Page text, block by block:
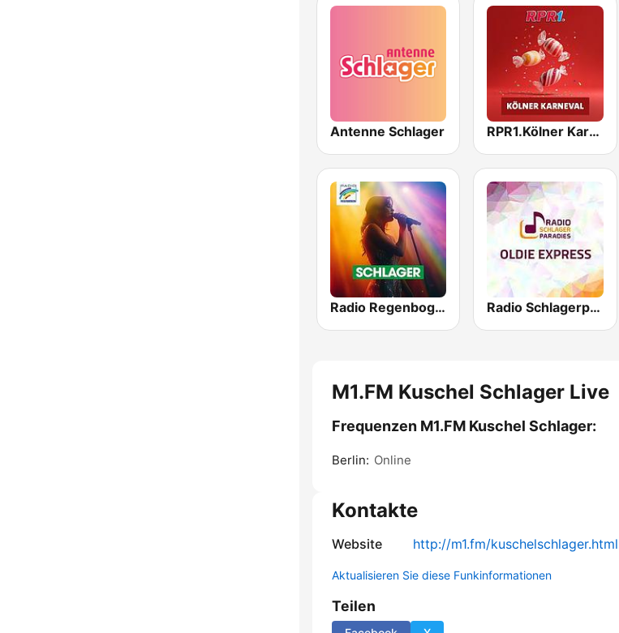
Antenne Schlager RPR1.Kölner Karneval
Radio Regenbogen - Schlager Radio Schlagerparadies - Oldieexpress
M1.FM Kuschel Schlager Live
Frequenzen M1.FM Kuschel Schlager:
Berlin: Online
Kontakte
Website http://m1.fm/kuschelschlager.html
Aktualisieren Sie diese Funkinformationen
Teilen